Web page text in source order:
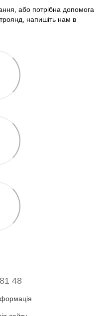
або потрібна допомога
троянд, напишіть нам в
48